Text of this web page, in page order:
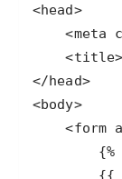
<head>
</head>
<body>